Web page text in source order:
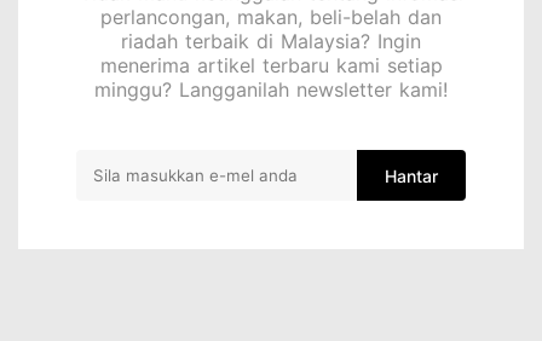
perlancongan, makan, beli-belah dan
riadah terbaik di Malaysia? Ingin
menerima artikel terbaru kami setiap
minggu? Langganilah newsletter kami!
Hantar